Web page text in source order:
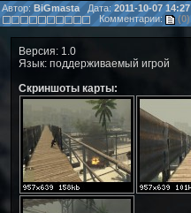
Автор: BiGmastaДата:2011-10-07 14:27
Комментарии:
(0)
Версия: 1.0
Язык: поддерживаемый игрой
Скриншоты карты: